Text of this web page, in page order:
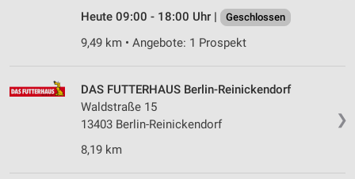
Heute 09:00 - 18:00 Uhr |
Geschlossen
9,49 km • Angebote: 1 Prospekt
❯
DAS FUTTERHAUS Berlin-Reinickendorf
Waldstraße 15
13403 Berlin-Reinickendorf
8,19 km